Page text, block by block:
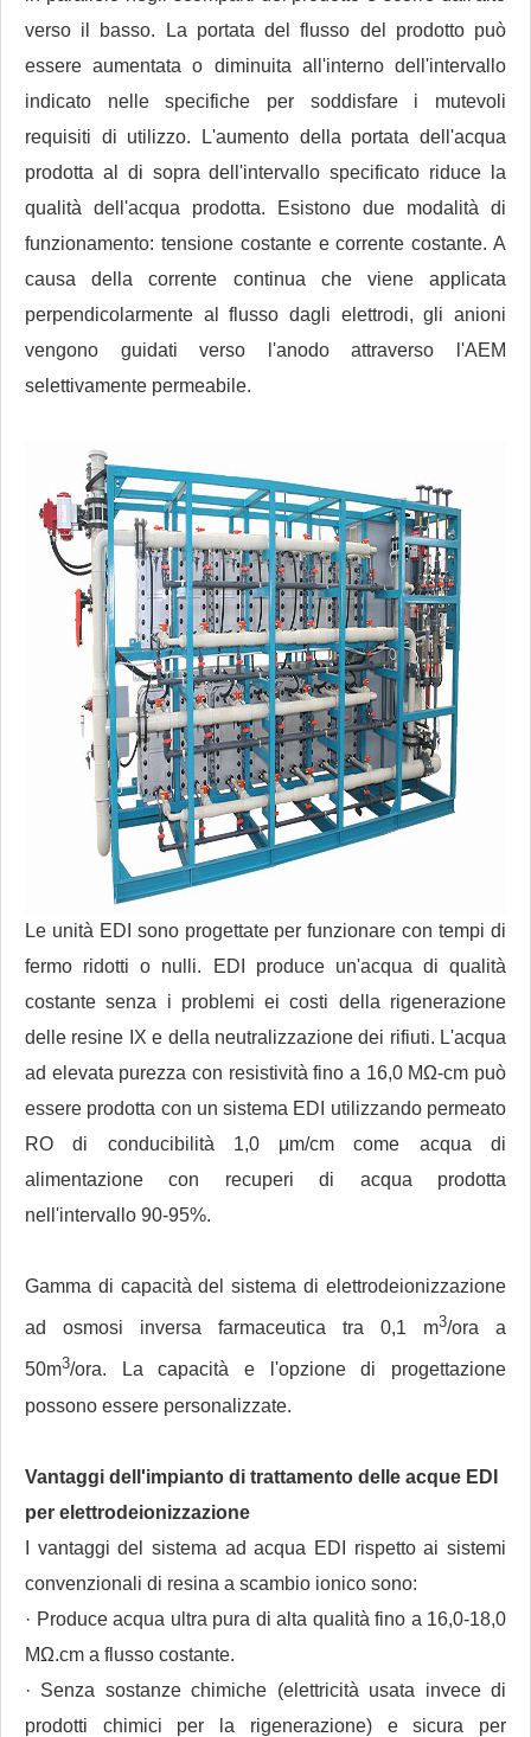
verso il basso. La portata del flusso del prodotto può
essere aumentata o diminuita all'interno dell'intervallo
indicato nelle specifiche per soddisfare i mutevoli
requisiti di utilizzo. L'aumento della portata dell'acqua
prodotta al di sopra dell'intervallo specificato riduce la
qualità dell'acqua prodotta. Esistono due modalità di
funzionamento: tensione costante e corrente costante. A
causa della corrente continua che viene applicata
perpendicolarmente al flusso dagli elettrodi, gli anioni
vengono guidati verso l'anodo attraverso l'AEM
selettivamente permeabile.
Le unità EDI sono progettate per funzionare con tempi di
fermo ridotti o nulli. EDI produce un'acqua di qualità
costante senza i problemi ei costi della rigenerazione
delle resine IX e della neutralizzazione dei rifiuti. L'acqua
ad elevata purezza con resistività fino a 16,0 MΩ-cm può
essere prodotta con un sistema EDI utilizzando permeato
RO di conducibilità 1,0 μm/cm come acqua di
alimentazione con recuperi di acqua prodotta
nell'intervallo 90-95%.
Gamma di capacità del sistema di elettrodeionizzazione
ad osmosi inversa farmaceutica tra 0,1 m3/ora a
50m3/ora. La capacità e l'opzione di progettazione
possono essere personalizzate.
Vantaggi dell'impianto di trattamento delle acque EDI
per elettrodeionizzazione
I vantaggi del sistema ad acqua EDI rispetto ai sistemi
convenzionali di resina a scambio ionico sono:
· Produce acqua ultra pura di alta qualità fino a 16,0-18,0
MΩ.cm a flusso costante.
· Senza sostanze chimiche (elettricità usata invece di
prodotti chimici per la rigenerazione) e sicura per